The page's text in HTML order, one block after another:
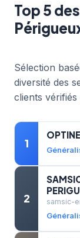
Top 5
Sélection
diversité des
clients
1
2 samsic-